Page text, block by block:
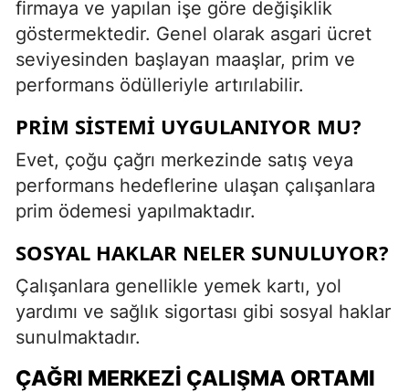
firmaya ve yapılan işe göre değişiklik
göstermektedir. Genel olarak asgari ücret
seviyesinden başlayan maaşlar, prim ve
performans ödülleriyle artırılabilir.
PRIM SISTEMI UYGULANIYOR MU?
Evet, çoğu çağrı merkezinde satış veya
performans hedeflerine ulaşan çalışanlara
prim ödemesi yapılmaktadır.
SOSYAL HAKLAR NELER SUNULUYOR?
Çalışanlara genellikle yemek kartı, yol
yardımı ve sağlık sigortası gibi sosyal haklar
sunulmaktadır.
ÇAĞRI MERKEZI ÇALIŞMA ORTAMI